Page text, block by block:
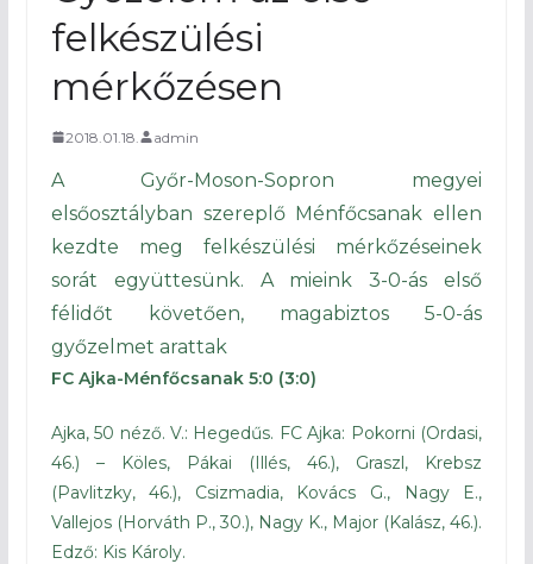
felkészülési
mérkőzésen
2018.01.18. admin
A Győr-Moson-Sopron megyei
elsőosztályban szereplő Ménfőcsanak ellen
kezdte meg felkészülési mérkőzéseinek
sorát együttesünk. A mieink 3-0-ás első
félidőt követően, magabiztos 5-0-ás
győzelmet arattak
FC Ajka-Ménfőcsanak 5:0 (3:0)
Ajka, 50 néző. V.: Hegedűs. FC Ajka: Pokorni (Ordasi,
46.) – Köles, Pákai (Illés, 46.), Graszl, Krebsz
(Pavlitzky, 46.), Csizmadia, Kovács G., Nagy E.,
Vallejos (Horváth P., 30.), Nagy K., Major (Kalász, 46.).
Edző: Kis Károly.